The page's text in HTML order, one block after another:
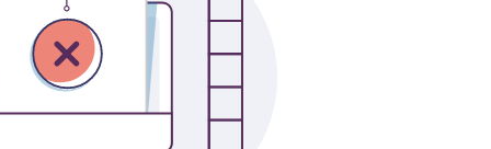
Ҷумҳурии
ДАР ШАҲРИ
19:28
Илҳом Пӯлотзода